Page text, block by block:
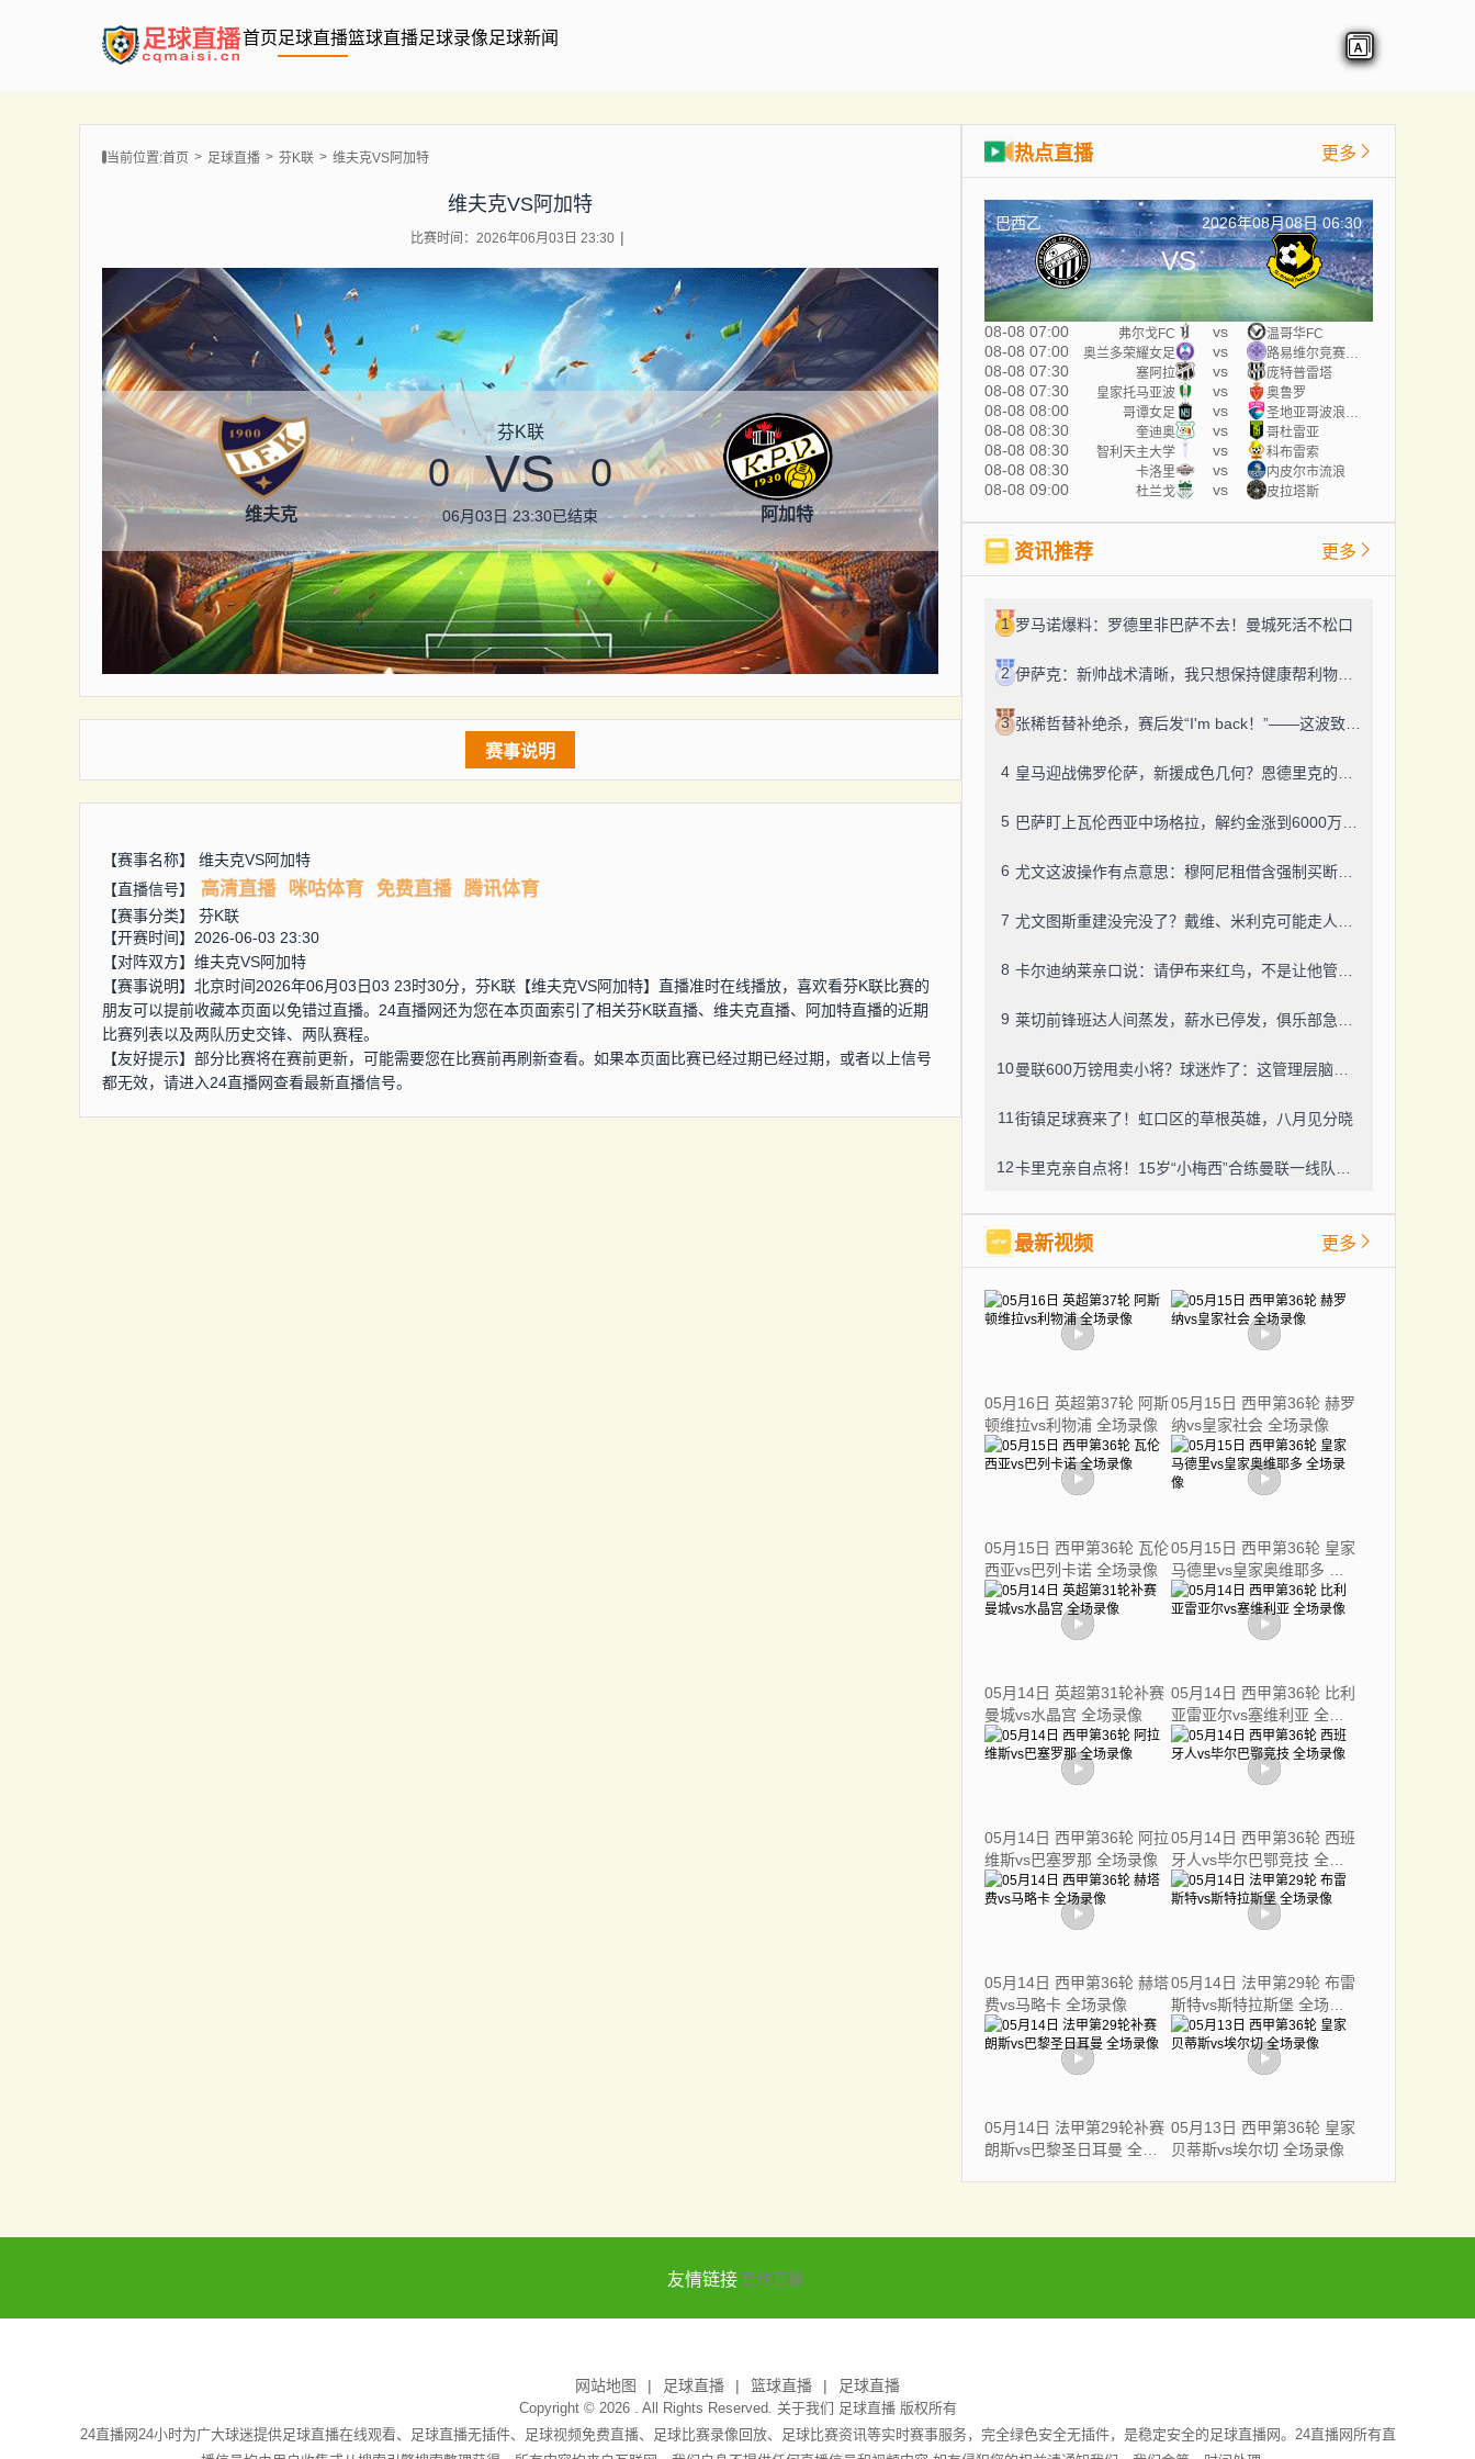
首页足球直播篮球直播足球录像足球新闻
当前位置:首页 足球直播 芬K联 维夫克VS阿加特
维夫克VS阿加特
比赛时间：2026年06月03日 23:30
维夫克
芬K联
0 VS 0
06月03日 23:30已结束 阿加特
赛事说明
【赛事名称】 维夫克VS阿加特
【直播信号】
高清直播 咪咕体育 免费直播 腾讯体育
【赛事分类】 芬K联
【开赛时间】2026-06-03 23:30
【对阵双方】 维夫克VS阿加特
【赛事说明】北京时间2026年06月03日03 23时30分，芬K联【维夫克VS阿加特】直播准时在线播放，喜欢看芬K联比赛的
朋友可以提前收藏本页面以免错过直播。24直播网还为您在本页面索引了相关芬K联直播、维夫克直播、阿加特直播的近期
比赛列表以及两队历史交锋、两队赛程。
【友好提示】部分比赛将在赛前更新，可能需要您在比赛前再刷新查看。如果本页面比赛已经过期已经过期，或者以上信号
都无效，请进入24直播网查看最新直播信号。
热点直播 更多
巴西乙 2026年08月08日 06:30
VS
08-08 07:00 弗尔戈FC vs 温哥华FC
08-08 07:00 奥兰多荣耀女足 vs 路易维尔竞赛女足
08-08 07:30 塞阿拉 vs 庞特普雷塔
08-08 07:30 皇家托马亚波 vs 奥鲁罗
08-08 08:00 哥谭女足 vs
08-08 08:30 奎迪奥 vs 哥杜雷亚
08-08 08:30 智利天主大学 vs 科布雷索
08-08 08:30 卡洛里 vs 内皮尔市流浪
08-08 09:00 杜兰戈 vs 皮拉塔斯
资讯推荐 更多
1 罗马诺爆料：罗德里非巴萨不去！曼城死活不松口
2
3
4
5
6
7
8
9
10
11 街镇足球赛来了！虹口区的草根英雄，八月见分晓
12
最新视频 更多
05月16日 英超第37轮 阿斯
顿维拉vs利物浦 全场录像
05月15日 西甲第36轮 赫罗
纳vs皇家社会 全场录像
05月15日 西甲第36轮 瓦伦
西亚vs巴列卡诺 全场录像
05月15日 西甲第36轮 皇家
马德里vs皇家奥维耶多 全
场录像
05月14日 英超第31轮补赛
曼城vs水晶宫 全场录像
05月14日 西甲第36轮 比利
亚雷亚尔vs塞维利亚 全场
录像
05月14日 西甲第36轮 阿拉
维斯vs巴塞罗那 全场录像
05月14日 西甲第36轮 西班
牙人vs毕尔巴鄂竞技 全场
录像
05月14日 西甲第36轮 赫塔
费vs马略卡 全场录像
05月14日 法甲第29轮 布雷
斯特vs斯特拉斯堡 全场录
像
05月14日 法甲第29轮补赛
朗斯vs巴黎圣日耳曼 全场
05月13日 西甲第36轮 皇家
贝蒂斯vs埃尔切 全场录像
友情链接 足球直播
网站地图 足球直播 篮球直播 足球直播
Copyright © 2026 . All Rights Reserved. 关于我们 足球直播版权所有
24直播网24小时为广大球迷提供足球直播在线观看、足球直播无插件、足球视频免费直播、足球比赛录像回放、足球比赛资讯等实时赛事服务，完全绿色安全无插件，是稳定安全的足球直播网。24直播网所有直